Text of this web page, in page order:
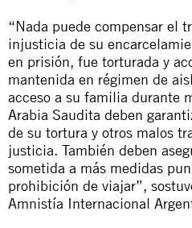
“Nada puede compensar el
injusticia de su
en prisión, fue torturada y
mantenida en régimen de
acceso a su familia durante
Arabia Saudita deben
de su tortura y otros malos
justicia. También deben
sometida a más medidas
prohibición de viajar”,
Amnistía Internacional